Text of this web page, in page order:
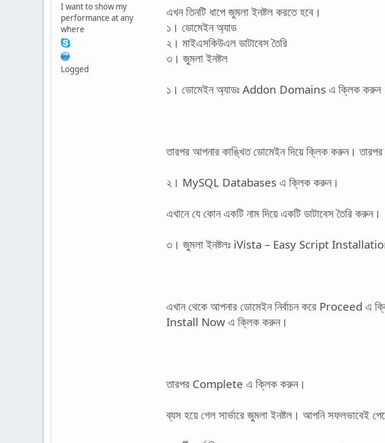
I want to show my
performance at any
where
Logged
এখন তিনটি ধাপে জুমলা ইনষ্টল করতে হবে।
১। ডোমেইন অ্যাড
২। মাইএসকিউএল ডাটাবেস তৈরি
৩। জুমলা ইনষ্টল
১। ডোমেইন অ্যাডঃ Addon Domains এ ক্লিক
তারপর আপনার কাঙ্খিত ডোমেইন দিয়ে ক্লিক করুন। তারপর
২। MySQL Databases এ ক্লিক করুন।
এখানে যে কোন একটি নাম দিয়ে একটি ডাটাবেস তৈরি করুন।
৩। জুমলা ইনষ্টলঃ iVista – Easy Script
এখান থেকে আপনার ডোমেইন নির্বাচন করে Proceed এ
Install Now এ ক্লিক করুন।
তারপর Complete এ ক্লিক করুন।
ব্যস হয়ে গেল সার্ভারে জুমলা ইনষ্টল। আপনি সফলভাবেই